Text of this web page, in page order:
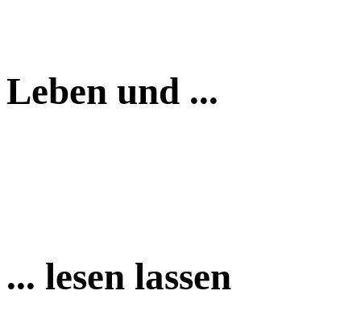
Leben und ...
... lesen lassen